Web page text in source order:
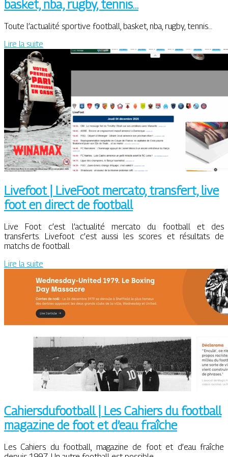
basket, nba, rugby, tennis…
Toute l’actualité sportive football, basket, nba, rugby, tennis…
Lire la suite
Livefoot | LiveFoot mercato, transfert, live
foot en direct de football
Live Foot c’est l’actualité mercato du football et des
transferts. Livefoot c’est aussi les scores et résultats de
matchs de football
Lire la suite
Ca­hiersdufoot­ball | Les Cahiers du football
magazine de foot et d’eau fraîche
Les Cahiers du football, magazine de foot et d’eau fraîche